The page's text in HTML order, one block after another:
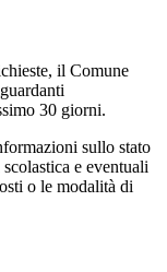
il Comune
30 giorni.
sullo stato
e eventuali
o le modalità di